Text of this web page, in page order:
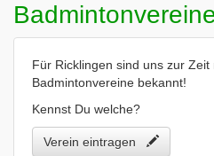
Für Ricklingen sind uns zur Zeit
Badmintonvereine bekannt!
Kennst Du welche?
Verein eintragen